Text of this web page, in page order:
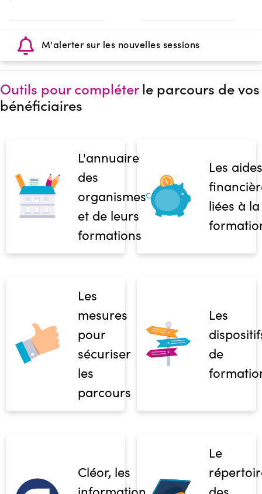
M'alerter sur les nouvelles sessions
Outils pour compléterle parcours de vos
bénéficiaires
L'annuaire
des
organismes
et de leurs
formations
Les aides
liées à la
Les
mesures
pour
sécuriser
les
parcours
Les
de
Cléor, les
Le